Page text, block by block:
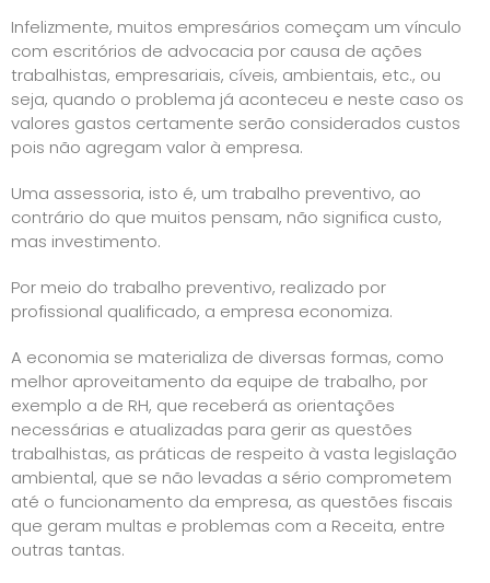
Infelizmente, muitos empresários começam um vínculo
com escritórios de advocacia por causa de ações
trabalhistas, empresariais, cíveis, ambientais, etc., ou
seja, quando o problema já aconteceu e neste caso os
valores gastos certamente serão considerados custos
pois não agregam valor à empresa.
Uma assessoria, isto é, um trabalho preventivo, ao
contrário do que muitos pensam, não significa custo,
mas investimento.
Por meio do trabalho preventivo, realizado por
profissional qualificado, a empresa economiza.
A economia se materializa de diversas formas, como
melhor aproveitamento da equipe de trabalho, por
exemplo a de RH, que receberá as orientações
necessárias e atualizadas para gerir as questões
trabalhistas, as práticas de respeito à vasta legislação
ambiental, que se não levadas a sério comprometem
até o funcionamento da empresa, as questões fiscais
que geram multas e problemas com a Receita, entre
outras tantas.